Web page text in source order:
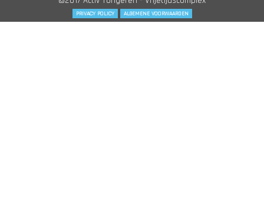
PRIVACY POLICY ALGEMENE VOORWAARDEN